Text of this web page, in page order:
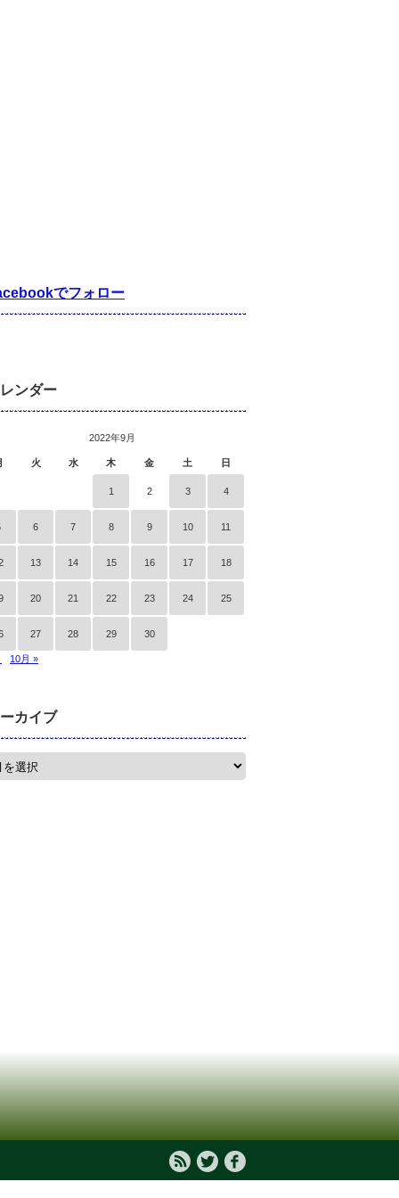
でフォロー
ンダー
2022年9月
火 水 木 金 土 日
1 2 3 4
6 7 8 9 10 11
13 14 15 16 17 18
20 21 22 23 24 25
27 28 29 30
10月 »
カイブ